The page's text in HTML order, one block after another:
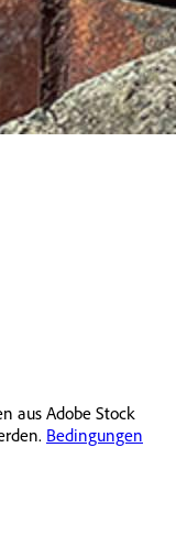
aus Adobe Stock
Bedingungen